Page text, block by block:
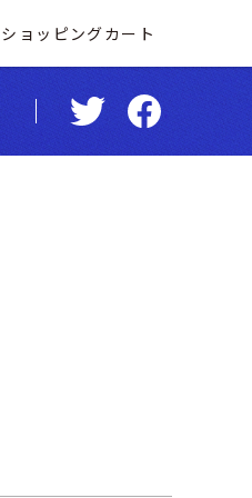
ショッピングカート